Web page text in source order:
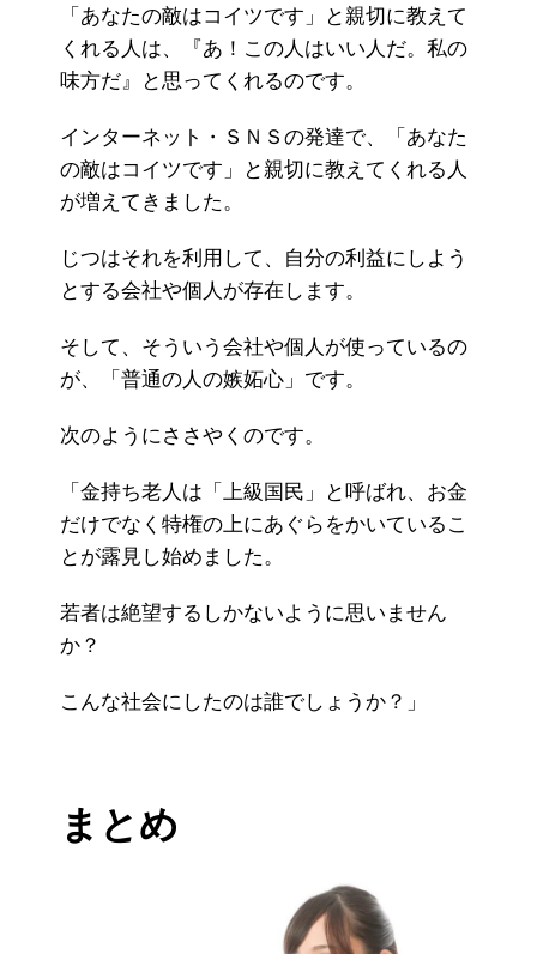
「あなたの敵はコイツです」と親切に教えて
くれる人は、『あ！この人はいい人だ。私の
味方だ』と思ってくれるのです。
インターネット・ＳＮＳの発達で、「あなた
の敵はコイツです」と親切に教えてくれる人
が増えてきました。
じつはそれを利用して、自分の利益にしよう
とする会社や個人が存在します。
そして、そういう会社や個人が使っているの
が、「普通の人の嫉妬心」です。
次のようにささやくのです。
「金持ち老人は「上級国民」と呼ばれ、お金
だけでなく特権の上にあぐらをかいているこ
とが露見し始めました。
若者は絶望するしかないように思いません
か？
こんな社会にしたのは誰でしょうか？」
まとめ